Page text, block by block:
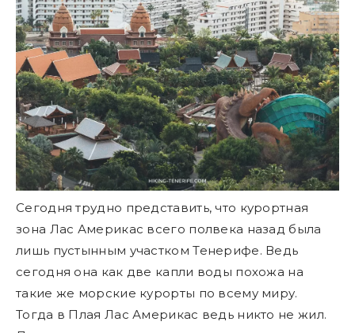
Сегодня трудно представить, что курортная
зона Лас Америкас всего полвека назад была
лишь пустынным участком Тенерифе. Ведь
сегодня она как две капли воды похожа на
такие же морские курорты по всему миру.
Тогда в Плая Лас Америкас ведь никто не жил.